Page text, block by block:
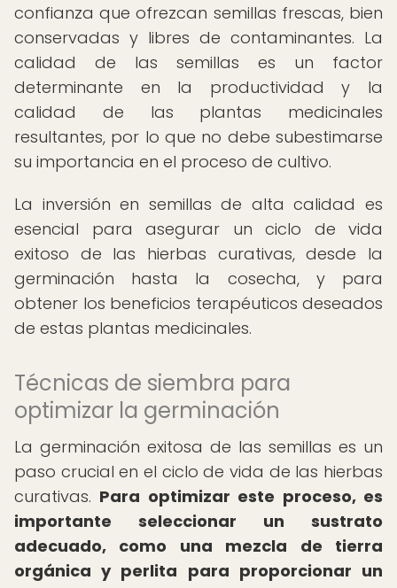
confianza que ofrezcan semillas frescas, bien
conservadas y libres de contaminantes. La
calidad de las semillas es un factor
determinante en la productividad y la
calidad de las plantas medicinales
resultantes, por lo que no debe subestimarse
su importancia en el proceso de cultivo.
La inversión en semillas de alta calidad es
esencial para asegurar un ciclo de vida
exitoso de las hierbas curativas, desde la
germinación hasta la cosecha, y para
obtener los beneficios terapéuticos deseados
de estas plantas medicinales.
Técnicas de siembra para
optimizar la germinación
La germinación exitosa de las semillas es un
paso crucial en el ciclo de vida de las hierbas
curativas. Para optimizar este proceso, es
importante seleccionar un sustrato
adecuado, como una mezcla de tierra
orgánica y perlita para proporcionar un